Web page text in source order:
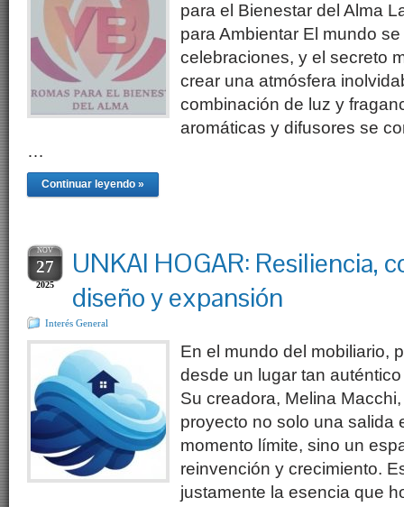
para el Bienestar del Alma
para Ambientar El mundo
celebraciones, y el secreto
crear una atmósfera
combinación de luz y
aromáticas y difusores se
…
Continuar leyendo »
NOV
27
2025
UNKAI HOGAR: Resiliencia,
diseño y expansión
Interés General
En el mundo del mobiliario,
desde un lugar tan
Su creadora, Melina
proyecto no solo una salida
momento límite, sino un
reinvención y crecimiento.
justamente la esencia que